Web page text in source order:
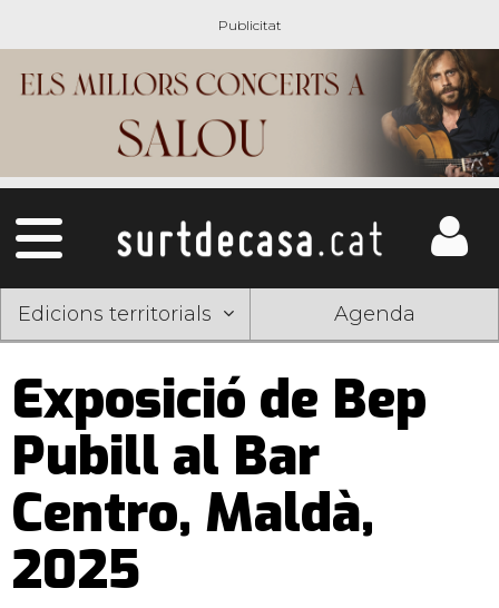
Edicions territorials Agenda
Exposició de Bep
Pubill al Bar
Centro, Maldà,
2025